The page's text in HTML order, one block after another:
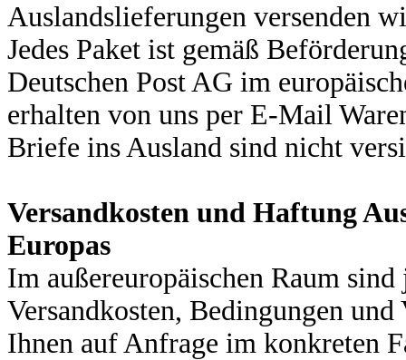
Auslandslieferungen versenden
Jedes Paket ist gemäß
Deutschen Post AG im
erhalten von uns per E-Mail
Briefe ins Ausland sind nicht
Versandkosten und Haftung
Europas
Im außereuropäischen Raum
Versandkosten, Bedingungen
Ihnen auf Anfrage im konkreten